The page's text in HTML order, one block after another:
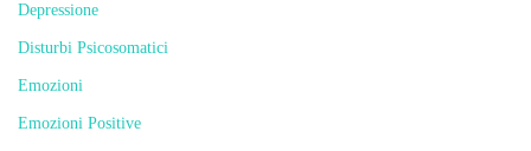
Depressione
Disturbi Psicosomatici
Emozioni
Emozioni Positive